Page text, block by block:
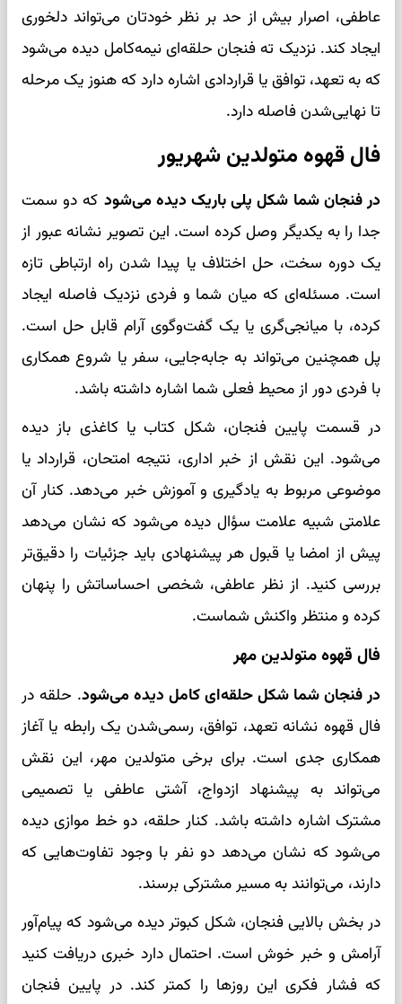
عاطفی، اصرار بیش از حد بر نظر خودتان می‌تواند دلخوری
ایجاد کند. نزدیک ته فنجان حلقه‌ای نیمه‌کامل دیده می‌شود
که به تعهد، توافق یا قراردادی اشاره دارد که هنوز یک مرحله
تا نهایی‌شدن فاصله دارد.
فال قهوه متولدین شهریور
در فنجان شما شکل پلی باریک دیده می‌شود که دو سمت
جدا را به یکدیگر وصل کرده است. این تصویر نشانه عبور از
یک دوره سخت، حل اختلاف یا پیدا شدن راه ارتباطی تازه
است. مسئله‌ای که میان شما و فردی نزدیک فاصله ایجاد
کرده، با میانجی‌گری یا یک گفت‌وگوی آرام قابل حل است.
پل همچنین می‌تواند به جابه‌جایی، سفر یا شروع همکاری
با فردی دور از محیط فعلی شما اشاره داشته باشد.
در قسمت پایین فنجان، شکل کتاب یا کاغذی باز دیده
می‌شود. این نقش از خبر اداری، نتیجه امتحان، قرارداد یا
موضوعی مربوط به یادگیری و آموزش خبر می‌دهد. کنار آن
علامتی شبیه علامت سؤال دیده می‌شود که نشان می‌دهد
پیش از امضا یا قبول هر پیشنهادی باید جزئیات را دقیق‌تر
بررسی کنید. از نظر عاطفی، شخصی احساساتش را پنهان
کرده و منتظر واکنش شماست.
فال قهوه متولدین مهر
در فنجان شما شکل حلقه‌ای کامل دیده می‌شود. حلقه در
فال قهوه نشانه تعهد، توافق، رسمی‌شدن یک رابطه یا آغاز
همکاری جدی است. برای برخی متولدین مهر، این نقش
می‌تواند به پیشنهاد ازدواج، آشتی عاطفی یا تصمیمی
مشترک اشاره داشته باشد. کنار حلقه، دو خط موازی دیده
می‌شود که نشان می‌دهد دو نفر با وجود تفاوت‌هایی که
دارند، می‌توانند به مسیر مشترکی برسند.
در بخش بالایی فنجان، شکل کبوتر دیده می‌شود که پیام‌آور
آرامش و خبر خوش است. احتمال دارد خبری دریافت کنید
که فشار فکری این روزها را کمتر کند. در پایین فنجان